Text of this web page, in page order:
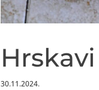
30.11.2024.